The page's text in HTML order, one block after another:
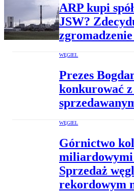
ARP kupi
JSW?
zgromadzenie
WĘGIEL
Prezes
konkurować
WĘGIEL
Górnictwo
Sprzedaż
rekordowym